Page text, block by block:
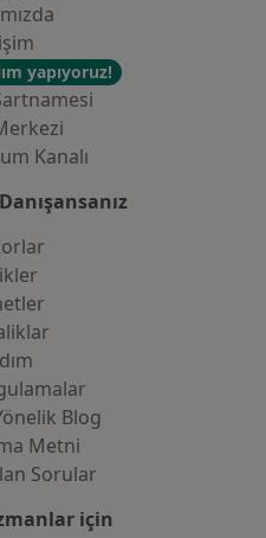
yapıyoruz!
Kanalı
Blog
Metni
Sorular
için